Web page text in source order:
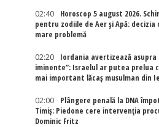
02:40
Horoscop 5 august 2026.
pentru zodiile de Aer și Apă:
mare problemă
02:20
Iordania avertizează asupra
iminente”: Israelul ar putea prelua
mai important lăcaș musulman din
02:00
Plângere penală la DNA
Timiș: Piedone cere intervenția
Dominic Fritz